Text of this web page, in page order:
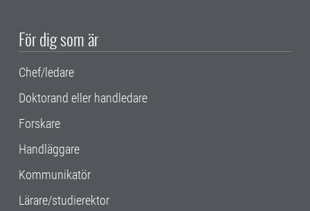
För dig som är
Chef/ledare
Doktorand eller handledare
Forskare
Handläggare
Kommunikatör
Lärare/studierektor